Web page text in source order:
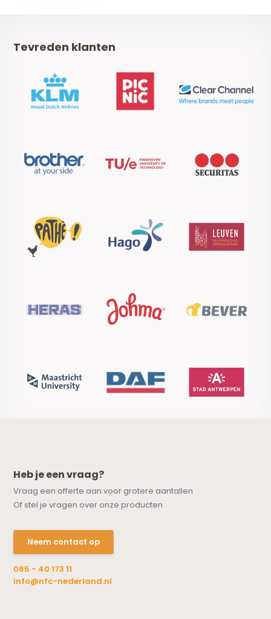
Tevreden klanten
Heb je een vraag?
Vraag een offerte aan voor grotere aantallen
Of stel je vragen over onze producten
Neem contact op
085 - 40 173 11
info@nfc-nederland.nl